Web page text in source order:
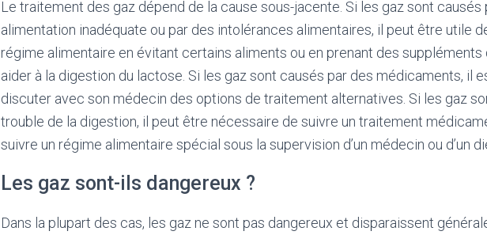
Le traitement des gaz dépend de la cause sous-jacente. Si les gaz sont causés
alimentation inadéquate ou par des intolérances alimentaires, il peut être utile
régime alimentaire en évitant certains aliments ou en prenant des
aider à la digestion du lactose. Si les gaz sont causés par des médicaments, il
discuter avec son médecin des options de traitement alternatives. Si les gaz
trouble de la digestion, il peut être nécessaire de suivre un traitement
suivre un régime alimentaire spécial sous la supervision d’un médecin ou d’un
Les gaz sont-ils dangereux ?
Dans la plupart des cas, les gaz ne sont pas dangereux et disparaissent